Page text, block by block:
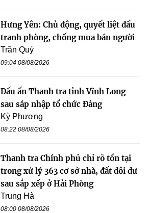
Hưng Yên: Chủ động, quyết liệt đấu
tranh phòng, chống mua bán người
Trần Quý
09:04 08/08/2026
Dấu ấn Thanh tra tỉnh Vĩnh Long
sau sáp nhập tổ chức Đảng
Kỳ Phương
08:22 08/08/2026
Thanh tra Chính phủ chỉ rõ tồn tại
trong xử lý 363 cơ sở nhà, đất dôi dư
sau sắp xếp ở Hải Phòng
Trung Hà
08:00 08/08/2026